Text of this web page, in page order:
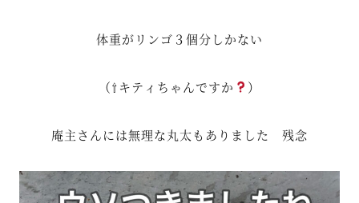
体重がリンゴ３個分しかない
（⇧キティちゃんですか ）
庵主さんには無理な丸太もありました 残念